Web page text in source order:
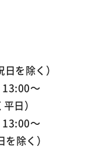
を除く）
13:00～
日）
13:00～
除く）